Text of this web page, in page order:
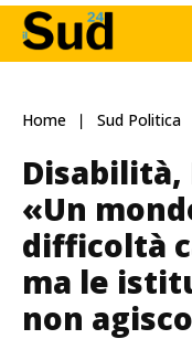
Home Sud Politica
Disabilità,
«Un
difficoltà
ma le
non